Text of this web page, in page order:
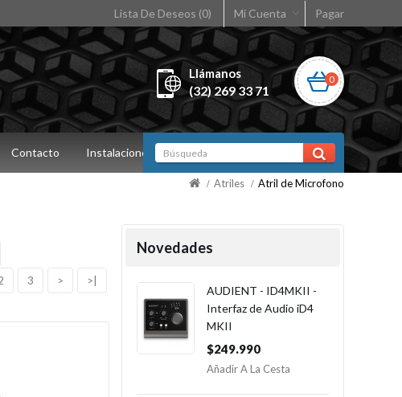
Lista De Deseos (0) Mi Cuenta Pagar
Llámanos
(32) 269 33 71
0
Contacto Instalaciones
Atriles Atril de Microfono
3 > >|
Novedades
AUDIENT - ID4MKII -
Interfaz de Audio iD4
MKII
$249.990
Añadir A La Cesta